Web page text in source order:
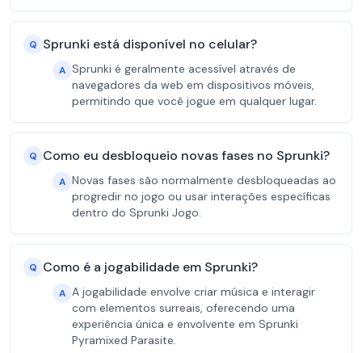
Q Sprunki está disponível no celular?
A Sprunki é geralmente acessível através de
navegadores da web em dispositivos móveis,
permitindo que você jogue em qualquer lugar.
Q Como eu desbloqueio novas fases no Sprunki?
A Novas fases são normalmente desbloqueadas ao
progredir no jogo ou usar interações específicas
dentro do Sprunki Jogo.
Q Como é a jogabilidade em Sprunki?
A A jogabilidade envolve criar música e interagir
com elementos surreais, oferecendo uma
experiência única e envolvente em Sprunki
Pyramixed Parasite.